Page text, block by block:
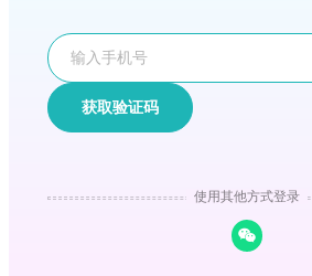
获取验证码
使用其他方式登录